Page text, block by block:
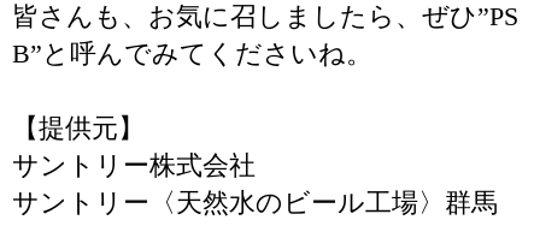
皆さんも、お気に召しましたら、ぜひ”PS
B”と呼んでみてくださいね。
【提供元】
サントリー株式会社
サントリー〈天然水のビール工場〉群馬